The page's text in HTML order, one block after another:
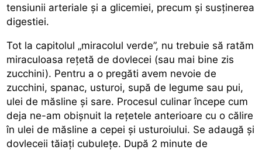
tensiunii arteriale și a glicemiei, precum și susținerea
digestiei.
Tot la capitolul „miracolul verde”, nu trebuie să ratăm
miraculoasa rețetă de dovlecei (sau mai bine zis
zucchini). Pentru a o pregăti avem nevoie de
zucchini, spanac, usturoi, supă de legume sau pui,
ulei de măsline și sare. Procesul culinar începe cum
deja ne-am obișnuit la rețetele anterioare cu o călire
în ulei de măsline a cepei și usturoiului. Se adaugă și
dovleceii tăiați cubulețe. După 2 minute de